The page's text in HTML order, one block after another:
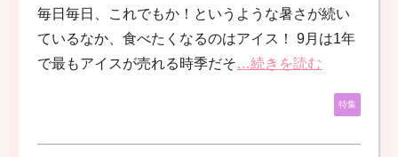
毎日毎日、これでもか！というような暑さが続い
ているなか、食べたくなるのはアイス！ 9月は1年
で最もアイスが売れる時季だそ…続きを読む
特集